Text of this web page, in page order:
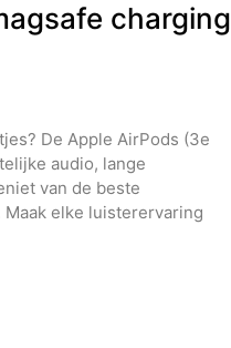
charging
De Apple AirPods (3e
audio, lange
van de beste
elke luisterervaring